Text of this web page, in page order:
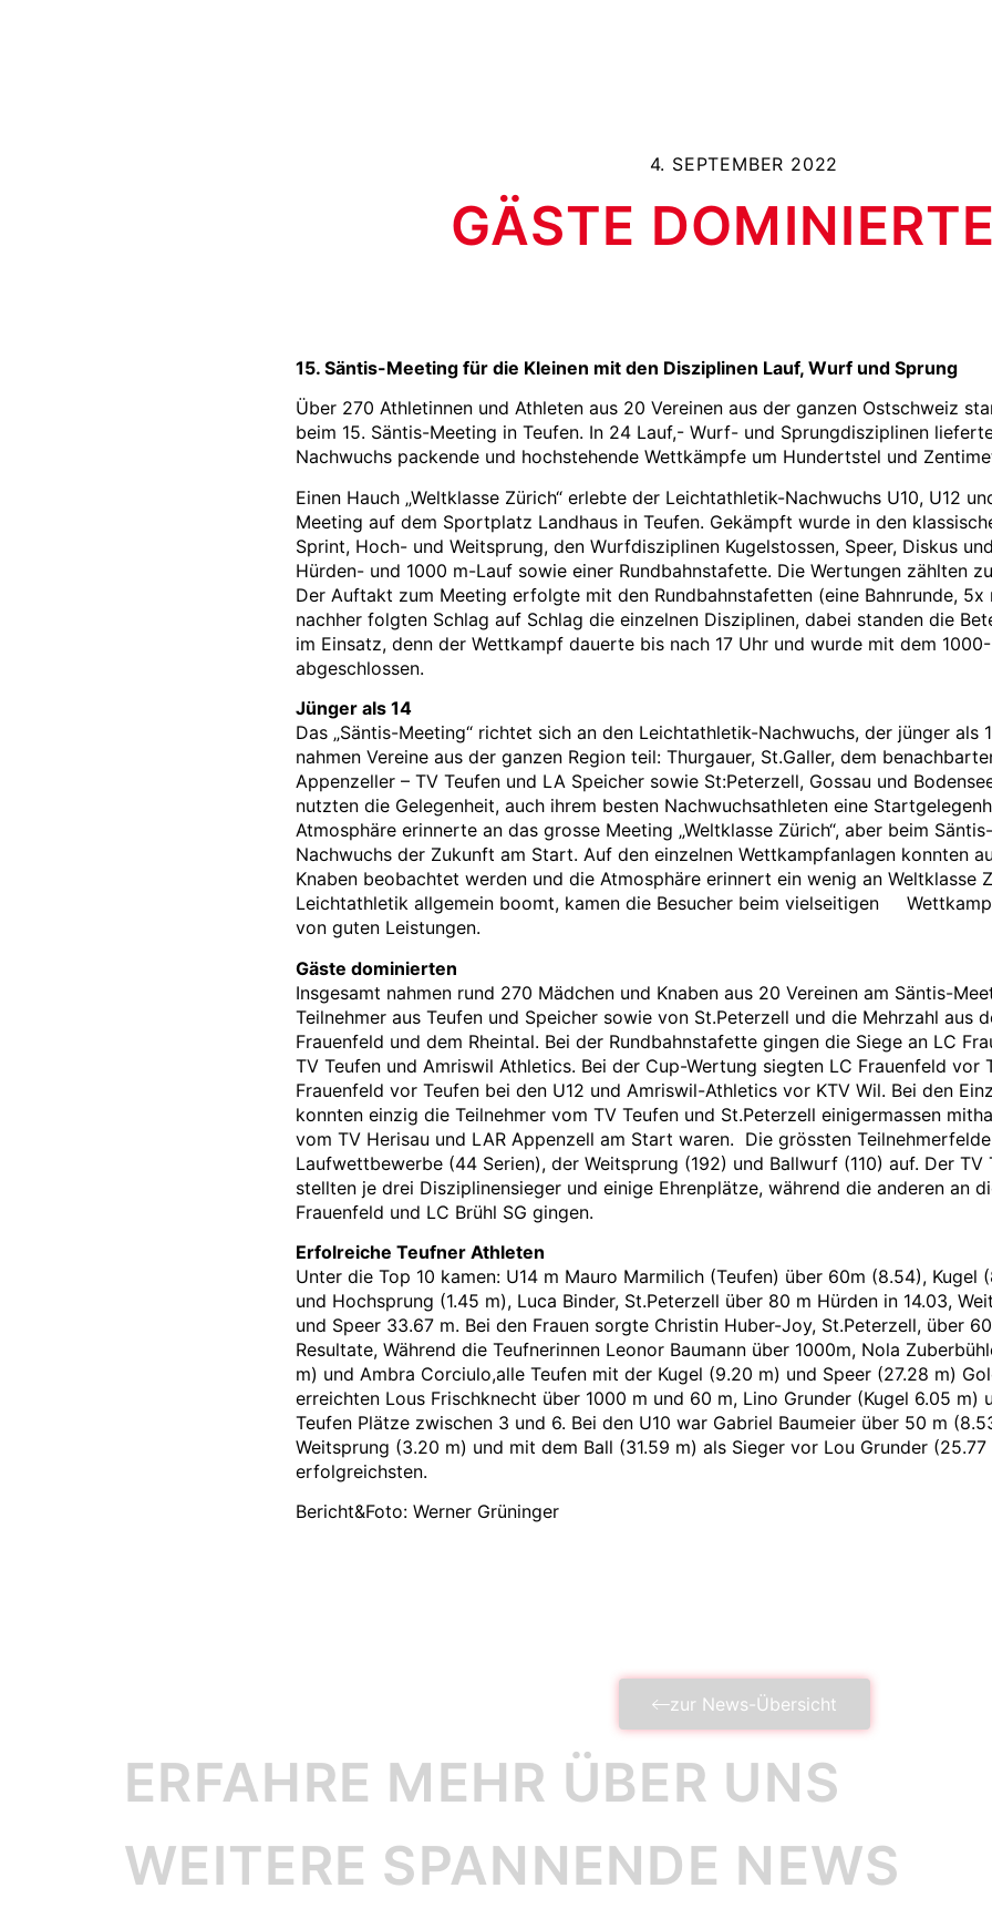
4. SEPTEMBER 2022
GÄSTE
15. Säntis-Meeting für die Kleinen mit den Disziplinen Lauf, Wurf und Sprung
Über 270 Athletinnen und Athleten aus 20 Vereinen aus der ganzen Ostschweiz
beim 15. Säntis-Meeting in Teufen. In 24 Lauf,- Wurf- und Sprungdisziplinen
Nachwuchs packende und hochstehende Wettkämpfe um Hundertstel und
Einen Hauch „Weltklasse Zürich“ erlebte der Leichtathletik-Nachwuchs U10, U12
Meeting auf dem Sportplatz Landhaus in Teufen. Gekämpft wurde in den
Sprint, Hoch- und Weitsprung, den Wurfdisziplinen Kugelstossen, Speer, Diskus
Hürden- und 1000 m-Lauf sowie einer Rundbahnstafette. Die Wertungen zählten
Der Auftakt zum Meeting erfolgte mit den Rundbahnstafetten (eine Bahnrunde,
nachher folgten Schlag auf Schlag die einzelnen Disziplinen, dabei standen die
im Einsatz, denn der Wettkampf dauerte bis nach 17 Uhr und wurde mit dem
abgeschlossen.
Jünger als 14
Das „Säntis-Meeting“ richtet sich an den Leichtathletik-Nachwuchs, der jünger als
nahmen Vereine aus der ganzen Region teil: Thurgauer, St.Galler, dem
Appenzeller – TV Teufen und LA Speicher sowie St:Peterzell, Gossau und
nutzten die Gelegenheit, auch ihrem besten Nachwuchsathleten eine
Atmosphäre erinnerte an das grosse Meeting „Weltklasse Zürich“, aber beim
Nachwuchs der Zukunft am Start. Auf den einzelnen Wettkampfanlagen konnten
Knaben beobachtet werden und die Atmosphäre erinnert ein wenig an Weltklasse
Leichtathletik allgemein boomt, kamen die Besucher beim vielseitigen
von guten Leistungen.
Gäste dominierten
Insgesamt nahmen rund 270 Mädchen und Knaben aus 20 Vereinen am Säntis-
Teilnehmer aus Teufen und Speicher sowie von St.Peterzell und die Mehrzahl aus
Frauenfeld und dem Rheintal. Bei der Rundbahnstafette gingen die Siege an LC
TV Teufen und Amriswil Athletics. Bei der Cup-Wertung siegten LC Frauenfeld vor
Frauenfeld vor Teufen bei den U12 und Amriswil-Athletics vor KTV Wil. Bei den
konnten einzig die Teilnehmer vom TV Teufen und St.Peterzell einigermassen
vom TV Herisau und LAR Appenzell am Start waren. Die grössten
Laufwettbewerbe (44 Serien), der Weitsprung (192) und Ballwurf (110) auf. Der TV
stellten je drei Disziplinensieger und einige Ehrenplätze, während die anderen an
Frauenfeld und LC Brühl SG gingen.
Erfolreiche Teufner Athleten
Unter die Top 10 kamen: U14 m Mauro Marmilich (Teufen) über 60m (8.54), Kugel
und Hochsprung (1.45 m), Luca Binder, St.Peterzell über 80 m Hürden in 14.03,
und Speer 33.67 m. Bei den Frauen sorgte Christin Huber-Joy, St.Peterzell, über
Resultate, Während die Teufnerinnen Leonor Baumann über 1000m, Nola
m) und Ambra Corciulo,alle Teufen mit der Kugel (9.20 m) und Speer (27.28 m)
erreichten Lous Frischknecht über 1000 m und 60 m, Lino Grunder (Kugel 6.05 m)
Teufen Plätze zwischen 3 und 6. Bei den U10 war Gabriel Baumeier über 50 m
Weitsprung (3.20 m) und mit dem Ball (31.59 m) als Sieger vor Lou Grunder
erfolgreichsten.
Bericht&Foto: Werner Grüninger
zur News-Übersicht
ERFAHRE MEHR ÜBER UNS
WEITERE SPANNENDE NEWS